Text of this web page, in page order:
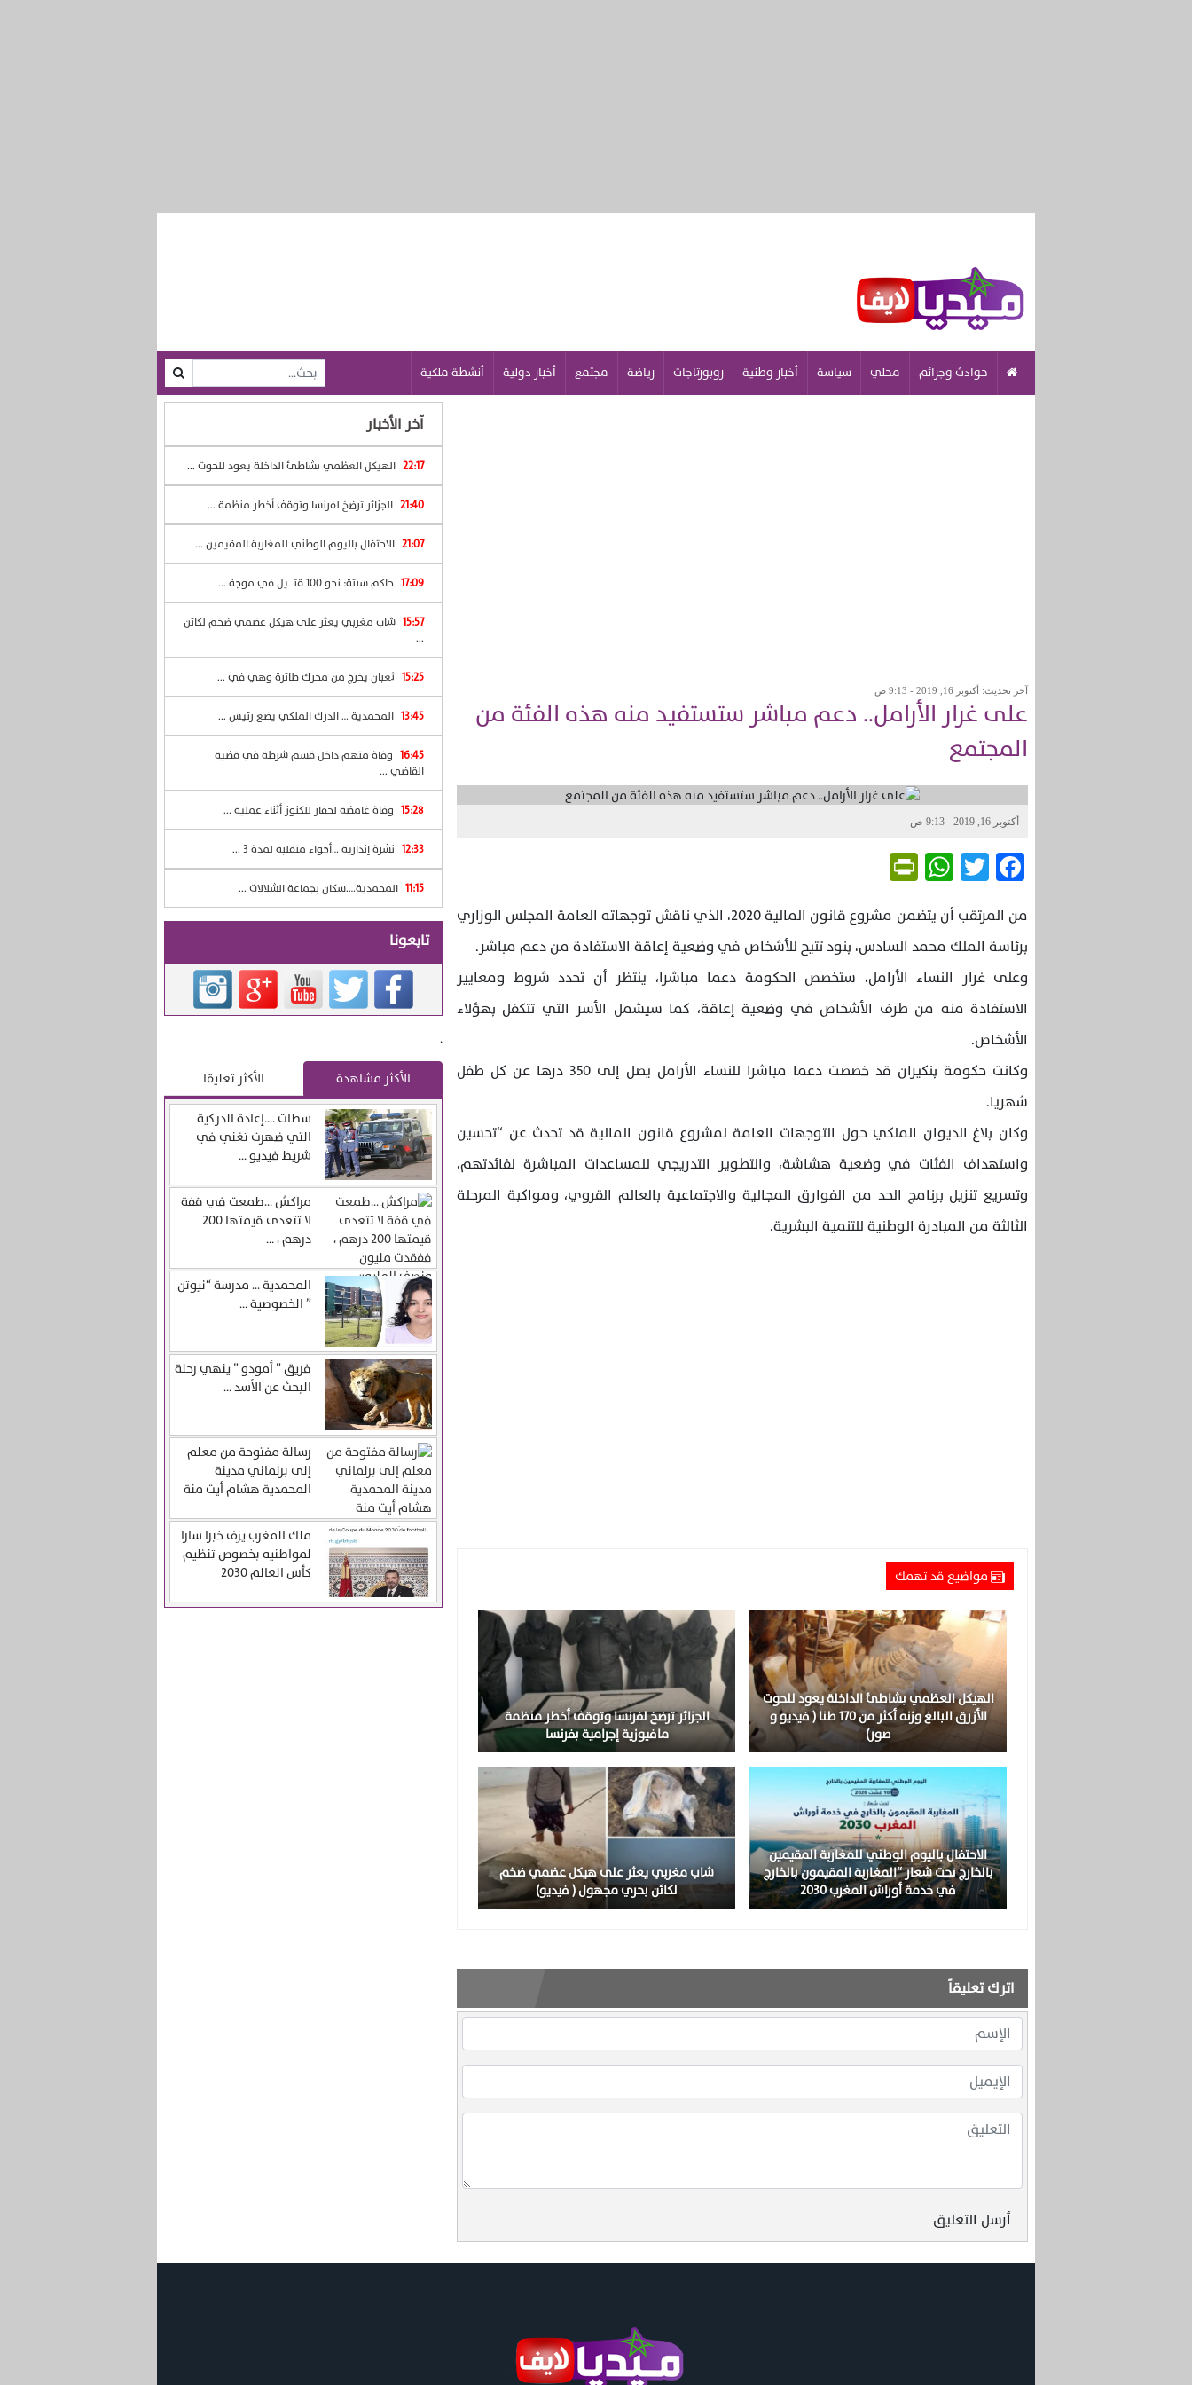
حوادث وجرائم محلي سياسة أخبار وطنية روبورتاجات رياضة مجتمع أخبار دولية أنشطة ملكية
آخر تحديث: أكتوبر 16, 2019 - 9:13 ص
على غرار الأرامل.. دعم مباشر ستستفيد منه هذه الفئة من
المجتمع
أكتوبر 16, 2019 - 9:13 ص
Facebook
Twitter
WhatsApp
من المرتقب أن يتضمن مشروع قانون المالية 2020، الذي ناقش توجهاته العامة المجلس الوزاري
برئاسة الملك محمد السادس، بنود تتيح للأشخاص في وضعية إعاقة الاستفادة من دعم مباشر.
وعلى غرار النساء الأرامل، ستخصص الحكومة دعما مباشرا، ينتظر أن تحدد شروط ومعايير
الاستفادة منه من طرف الأشخاص في وضعية إعاقة، كما سيشمل الأسر التي تتكفل بهؤلاء
الأشخاص.
وكانت حكومة بنكيران قد خصصت دعما مباشرا للنساء الأرامل يصل إلى 350 درها عن كل طفل
شهريا.
وكان بلاغ الديوان الملكي حول التوجهات العامة لمشروع قانون المالية قد تحدث عن “تحسين
واستهداف الفئات في وضعية هشاشة، والتطوير التدريجي للمساعدات المباشرة لفائدتهم،
وتسريع تنزيل برنامج الحد من الفوارق المجالية والاجتماعية بالعالم القروي، ومواكبة المرحلة
الثالثة من المبادرة الوطنية للتنمية البشرية.
مواضيع قد تهمك
الهيكل العظمي بشاطئ الداخلة يعود للحوت
الأزرق البالغ وزنه أكثر من 170 طنا ( فيديو و
صور)
الجزائر ترضخ لفرنسا وتوقف أخطر منظمة
مافيوزية إجرامية بفرنسا
الاحتفال باليوم الوطني للمغاربة المقيمين
بالخارج تحت شعار “المغاربة المقيمون بالخارج
في خدمة أوراش المغرب 2030
شاب مغربي يعثر على هيكل عضمي ضخم
لكائن بحري مجهول ( فيديو)
اترك تعليقاً
أرسل التعليق
آخر الأخبار
22:17 الهيكل العظمي بشاطئ الداخلة يعود للحوت ...
21:40 الجزائر ترضخ لفرنسا وتوقف أخطر منظمة ...
21:07 الاحتفال باليوم الوطني للمغاربة المقيمين ...
17:09 حاكم سبتة: نحو 100 قتــ ـيل في موجة ...
15:57 شاب مغربي يعثر على هيكل عضمي ضخم لكائن
...
15:25 ثعبان يخرج من محرك طائرة وهي في ...
13:45 المحمدية … الدرك الملكي يضع رئيس ...
16:45 وفاة متهم داخل قسم شرطة في قضية
القاضي ...
15:28 وفاة غامضة لحفار للكنوز أثناء عملية ...
12:33 نشرة إندارية …أجواء متقلبة لمدة 3 ...
11:15 المحمدية….سكان بجماعة الشلالات ...
تابعونا
.
الأكثر مشاهدة
الأكثر تعليقا
سطات ….إعادة الدركية
التي ضهرت تغني في
شريط فيديو ...
مراكش …طمعت في قفة
لا تتعدى قيمتها 200
درهم ، ...
المحمدية … مدرسة “نيوتن
” الخصوصية ...
فريق ” أمودو ” ينهي رحلة
البحث عن الأسد ...
رسالة مفتوحة من معلم
إلى برلماني مدينة
المحمدية هشام أيت منة
ملك المغرب يزف خبرا سارا
لمواطنيه بخصوص تنظيم
كأس العالم 2030